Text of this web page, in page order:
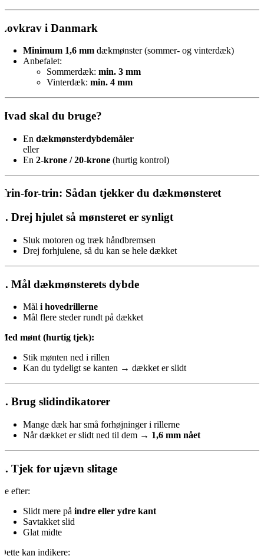
Lovkrav i Danmark
Minimum 1,6 mm dækmønster (sommer- og vinterdæk)
Anbefalet:
Sommerdæk:min. 3 mm
Vinterdæk:min. 4 mm
Hvad skal du bruge?
Endækmønsterdybdemåler
eller
En2-krone / 20-krone (hurtig kontrol)
Trin-for-trin: Sådan tjekker du dækmønsteret
1. Drej hjulet så mønsteret er synligt
Sluk motoren og træk håndbremsen
Drej forhjulene, så du kan se hele dækket
2. Mål dækmønsterets dybde
Måli hovedrillerne
Mål flere steder rundt på dækket
Med mønt (hurtig tjek):
Stik mønten ned i rillen
Kan du tydeligt se kanten → dækket er slidt
3. Brug slidindikatorer
Mange dæk har små forhøjninger i rillerne
Når dækket er slidt ned til dem → 1,6 mm nået
4. Tjek for ujævn slitage
Se efter:
Slidt mere påindre eller ydre kant
Savtakket slid
Glat midte
Dette kan indikere: